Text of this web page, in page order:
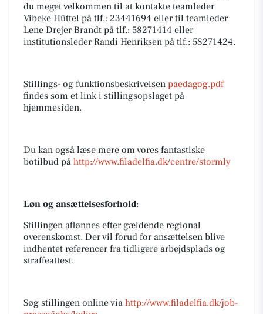
du meget velkommen til at kontakte teamleder
Vibeke Hüttel på tlf.: 23441694 eller til teamleder
Lene Drejer Brandt på tlf.: 58271414 eller
institutionsleder Randi Henriksen på tlf.: 58271424.
Stillings- og funktionsbeskrivelsen paedagog.pdf
findes som et link i stillingsopslaget på
hjemmesiden.
Du kan også læse mere om vores fantastiske
botilbud på http://www.filadelfia.dk/centre/stormly
Løn og ansættelsesforhold:
Stillingen aflønnes efter gældende regional
overenskomst. Der vil forud for ansættelsen blive
indhentet referencer fra tidligere arbejdsplads og
straffeattest.
Søg stillingen online via http://www.filadelfia.dk/job-